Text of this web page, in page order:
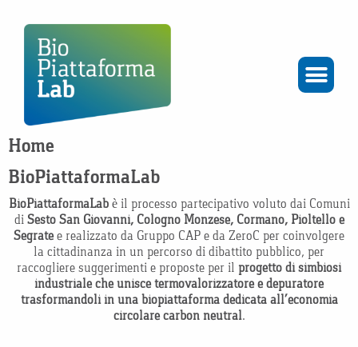
Home
BioPiattaformaLab
BioPiattaformaLabè il processo partecipativo voluto dai Comuni
di Sesto San Giovanni, Cologno Monzese, Cormano, Pioltello e
Segrate e realizzato da Gruppo CAP e da ZeroC per coinvolgere
la cittadinanza in un percorso di dibattito pubblico, per
raccogliere suggerimenti e proposte per il progetto di simbiosi
industriale che unisce termovalorizzatore e depuratore
trasformandoli in una biopiattaforma dedicata all’economia
circolare carbon neutral.